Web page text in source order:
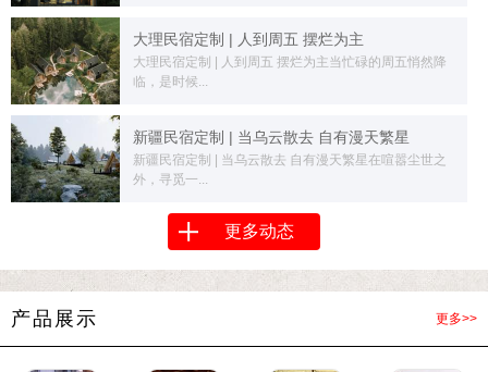
大理民宿定制 | 人到周五 摆烂为主
大理民宿定制 | 人到周五 摆烂为主当忙碌的周五悄然降
临，是时候...
新疆民宿定制 | 当乌云散去 自有漫天繁星
新疆民宿定制 | 当乌云散去 自有漫天繁星在喧嚣尘世之
外，寻觅一...
更多动态
产品展示 更多>>